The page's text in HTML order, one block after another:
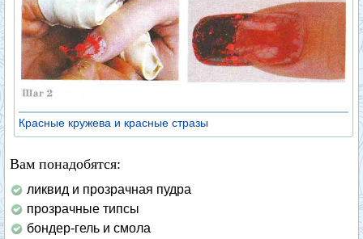
Красные кружева и красные стразы
Вам понадобятся:
ликвид и прозрачная пудра
прозрачные типсы
бондер-гель и смола